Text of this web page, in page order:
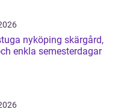
nyköping skärgård,
enkla semesterdagar